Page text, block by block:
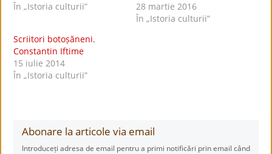
În „Istoria culturii”
28 martie 2016
În „Istoria culturii”
Scriitori botoșăneni.
Constantin Iftime
15 iulie 2014
În „Istoria culturii”
Abonare la articole via email
Introduceți adresa de email pentru a primi notificări prin email când